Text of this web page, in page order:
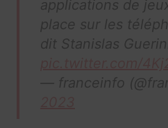
applications de
place sur les
dit Stanislas
— franceinfo